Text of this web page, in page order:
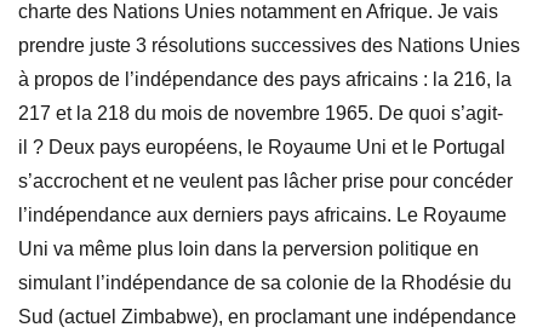
charte des Nations Unies notamment en Afrique. Je vais
prendre juste 3 résolutions successives des Nations Unies
à propos de l’indépendance des pays africains : la 216, la
217 et la 218 du mois de novembre 1965. De quoi s’agit-
il ? Deux pays européens, le Royaume Uni et le Portugal
s’accrochent et ne veulent pas lâcher prise pour concéder
l’indépendance aux derniers pays africains. Le Royaume
Uni va même plus loin dans la perversion politique en
simulant l’indépendance de sa colonie de la Rhodésie du
Sud (actuel Zimbabwe), en proclamant une indépendance